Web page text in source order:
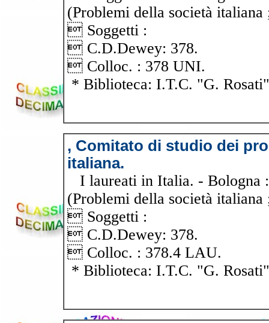
(Problemi della società
 Soggetti :
 C.D.Dewey: 378.
 Colloc. : 378 UNI.
* Biblioteca: I.T.C. "G. Rosati"
, Comitato di studio dei
italiana.
I laureati in Italia. - Bologna
(Problemi della società
 Soggetti :
 C.D.Dewey: 378.
 Colloc. : 378.4 LAU.
* Biblioteca: I.T.C. "G. Rosati"